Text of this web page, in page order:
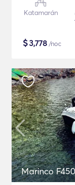
Katamarán
$3,778 /noc
Marinco F450